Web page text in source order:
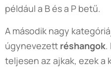
például a B és a P betű.
A második nagy
úgynevezett réshangok.
teljesen az ajkak, ezek a